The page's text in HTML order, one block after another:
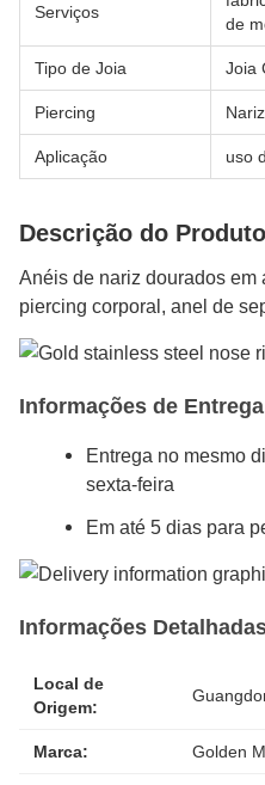
Serviços
de
Tipo de Joia Joia
Piercing Nariz
Aplicação uso
Descrição do Produto
Anéis de nariz dourados
piercing corporal, anel de
Informações de Entrega
Entrega no mesmo
sexta-feira
Em até 5 dias para
Informações
Local de
Origem:
Marca: Golden